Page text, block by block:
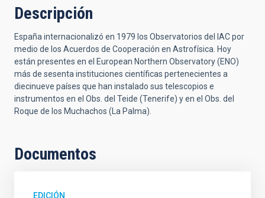
Descripción
España internacionalizó en 1979 los Observatorios del IAC por
medio de los Acuerdos de Cooperación en Astrofísica. Hoy
están presentes en el European Northern Observatory (ENO)
más de sesenta instituciones científicas pertenecientes a
diecinueve países que han instalado sus telescopios e
instrumentos en el Obs. del Teide (Tenerife) y en el Obs. del
Roque de los Muchachos (La Palma).
Documentos
EDICIÓN